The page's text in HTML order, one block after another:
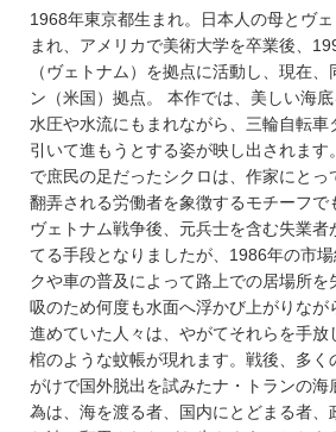
1968年東京都生まれ。日本人の母とヴ
まれ、アメリカで美術大学を卒業後、
（ヴェトナム）を拠点に活動し、現在
ン（米国）拠点。 本作では、美しい海
水圧や水流にもまれながら、三輪自転車
引いて進もうとする姿が映し出されます
で庶民の足だったシクロは、作家にとっ
翻弄される労働者を象徴するモチーフで
ヴェトナム戦争後、元兵士を含む失業者
てる手段となりましたが、1986年の市
クや車の普及によって路上での居場所
吸のため何度も水面へ浮かび上がりなが
進めていた人々は、やがてそれらを手放
棺のような蚊帳が現れます。戦後、多く
がけで国外脱出を試みたナ・トランの海
為は、海を渡る者、国内にとどまる者、